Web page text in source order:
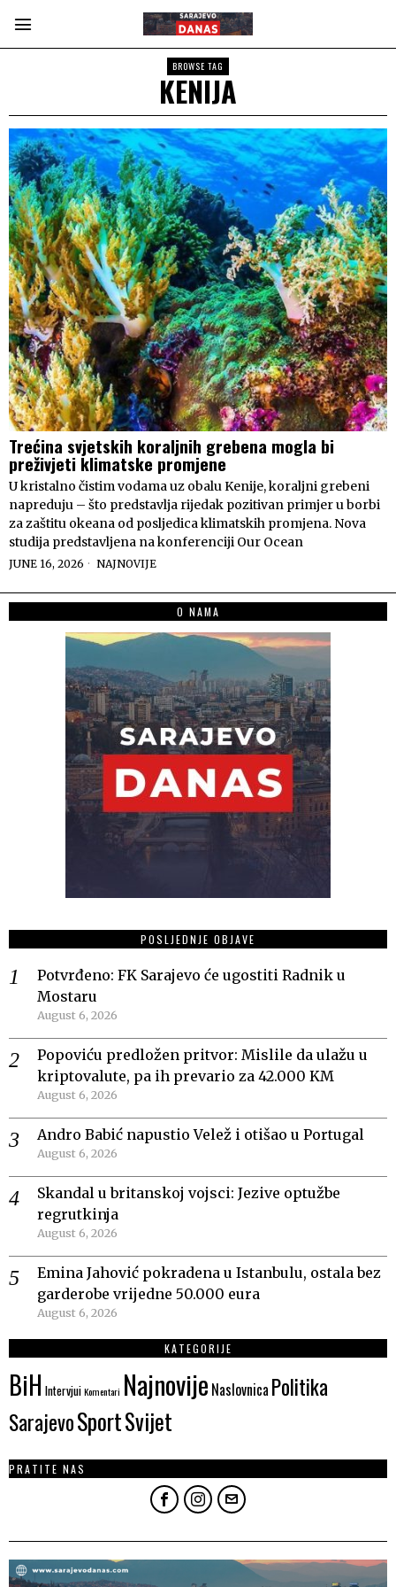
BROWSE TAG
KENIJA
Trećina svjetskih koraljnih grebena mogla bi
preživjeti klimatske promjene
U kristalno čistim vodama uz obalu Kenije, koraljni grebeni
napreduju – što predstavlja rijedak pozitivan primjer u borbi
za zaštitu okeana od posljedica klimatskih promjena. Nova
studija predstavljena na konferenciji Our Ocean
JUNE 16, 2026 NAJNOVIJE
O NAMA
POSLJEDNJE OBJAVE
Potvrđeno: FK Sarajevo će ugostiti Radnik u
Mostaru
August 6, 2026
Popoviću predložen pritvor: Mislile da ulažu u
kriptovalute, pa ih prevario za 42.000 KM
August 6, 2026
Andro Babić napustio Velež i otišao u Portugal
August 6, 2026
Skandal u britanskoj vojsci: Jezive optužbe
regrutkinja
August 6, 2026
Emina Jahović pokradena u Istanbulu, ostala bez
garderobe vrijedne 50.000 eura
August 6, 2026
KATEGORIJE
BiH IntervjuiKomentari Najnovije Naslovnica Politika
SarajevoSportSvijet
PRATITE NAS